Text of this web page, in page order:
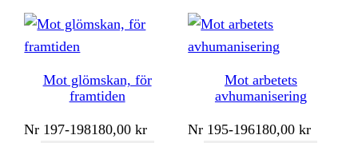
Mot glömskan, för
framtiden
Nr 197-198180,00kr
Mot arbetets
avhumanisering
Nr 195-196180,00kr